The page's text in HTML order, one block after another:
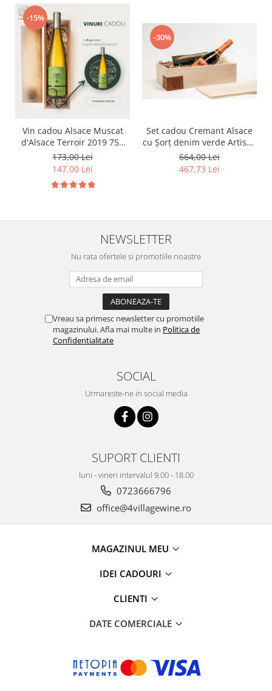
-15%
Vin cadou Alsace Muscat
d'Alsace Terroir 2019 750
ml + cutie lemn, Domaine
Zinck | Promotie vinuri
cadou
173,00 Lei
147,00 Lei
-30%
Set cadou Cremant Alsace
cu Șorț denim verde Artisan
Uniform
664,00 Lei
467,73 Lei
NEWSLETTER
Nu rata ofertele si promotiile noastre
Vreau sa primesc newsletter cu promotiile
magazinului. Afla mai multe in Politica de
Confidentialitate
SOCIAL
Urmareste-ne in social media
SUPORT CLIENTI
luni - vineri intervalul 9.00 - 18.00
0723666796
office@4villagewine.ro
MAGAZINUL MEU
IDEI CADOURI
CLIENTI
DATE COMERCIALE